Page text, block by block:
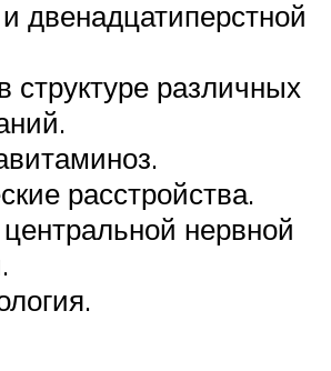
двенадцатиперстной
структуре различных
расстройства.
нервной